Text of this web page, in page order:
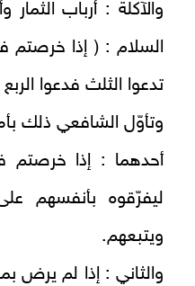
السلام : ( إذا خرصتم‌
تدعوا الثلث فدعوا الربع )
وتأوّل الشافعي ذلك
أحدهما : إذا خرصتم
ليفرّقوه بأنفسهم
ويتبعهم.
والثاني : إذا لم يرض